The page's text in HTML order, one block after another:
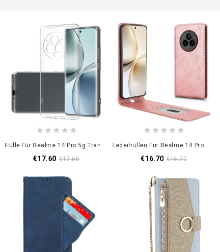
Hülle Für Realme 14 Pro 5g Transparent
€17.60 €17.60
Lederhüllen Für Realme 14 Pro 5g Vertikales Klappendesign
€16.70 €16.70